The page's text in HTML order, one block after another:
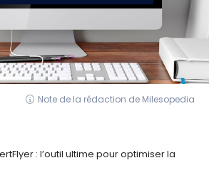
Note de la rédaction de Milesopedia
: l’outil ultime pour optimiser la